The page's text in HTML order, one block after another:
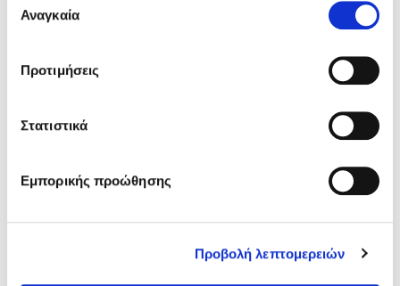
των υπηρεσιών τους.
συγκατάθεσης
Αναγκαία
Προτιμήσεις
Στατιστικά
Εμπορικής προώθησης
Προβολή λεπτομερειών